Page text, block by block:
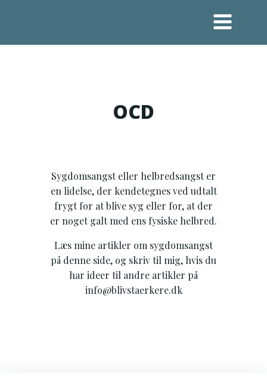
OCD
Sygdomsangst eller helbredsangst er
en lidelse, der kendetegnes ved udtalt
frygt for at blive syg eller for, at der
er noget galt med ens fysiske helbred.
Læs mine artikler om sygdomsangst
på denne side, og skriv til mig, hvis du
har ideer til andre artikler på
info@blivstaerkere.dk